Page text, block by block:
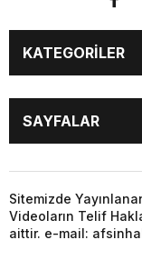
KATEGORİLER
EĞİTİM
GÜNCEL
SİYASET
KÜNYE
SAYFALAR
GÜNCEL
SİYASET
KÜNYE
Sitemizde
Videoların Telif
aittir. e-mail: